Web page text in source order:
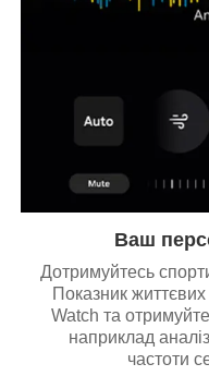
Ваш
Дотримуйтесь
Показник
Watch та
наприклад
частоти